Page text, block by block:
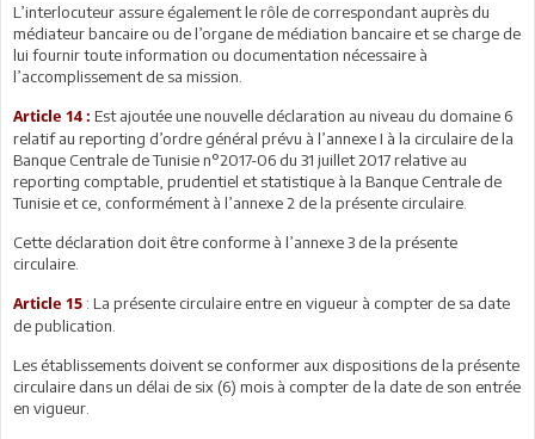
L’interlocuteur assure également le rôle de correspondant auprès du
médiateur bancaire ou de l’organe de médiation bancaire et se charge de
lui fournir toute information ou documentation nécessaire à
l’accomplissement de sa mission.
Article 14 : Est ajoutée une nouvelle déclaration au niveau du domaine 6
relatif au reporting d’ordre général prévu à l’annexe I à la circulaire de la
Banque Centrale de Tunisie n°2017-06 du 31 juillet 2017 relative au
reporting comptable, prudentiel et statistique à la Banque Centrale de
Tunisie et ce, conformément à l’annexe 2 de la présente circulaire.
Cette déclaration doit être conforme à l’annexe 3 de la présente
circulaire.
Article 15 : La présente circulaire entre en vigueur à compter de sa date
de publication.
Les établissements doivent se conformer aux dispositions de la présente
circulaire dans un délai de six (6) mois à compter de la date de son entrée
en vigueur.